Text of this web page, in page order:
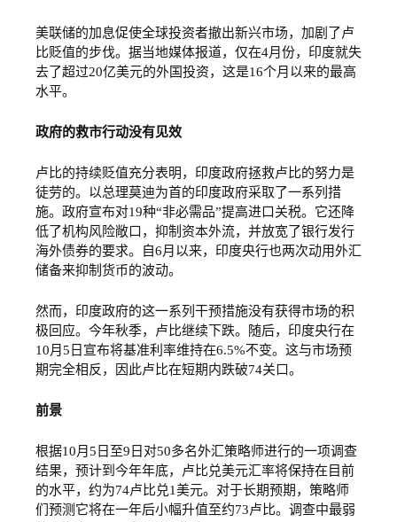
美联储的加息促使全球投资者撤出新兴市场，加剧了卢
比贬值的步伐。据当地媒体报道，仅在4月份，印度就失
去了超过20亿美元的外国投资，这是16个月以来的最高
水平。
政府的救市行动没有见效
卢比的持续贬值充分表明，印度政府拯救卢比的努力是
徒劳的。以总理莫迪为首的印度政府采取了一系列措
施。政府宣布对19种“非必需品”提高进口关税。它还降
低了机构风险敞口，抑制资本外流，并放宽了银行发行
海外债券的要求。自6月以来，印度央行也两次动用外汇
储备来抑制货币的波动。
然而，印度政府的这一系列干预措施没有获得市场的积
极回应。今年秋季，卢比继续下跌。随后，印度央行在
10月5日宣布将基准利率维持在6.5%不变。这与市场预
期完全相反，因此卢比在短期内跌破74关口。
前景
根据10月5日至9日对50多名外汇策略师进行的一项调查
结果，预计到今年年底，卢比兑美元汇率将保持在目前
的水平，约为74卢比兑1美元。对于长期预期，策略师
们预测它将在一年后小幅升值至约73卢比。调查中最弱